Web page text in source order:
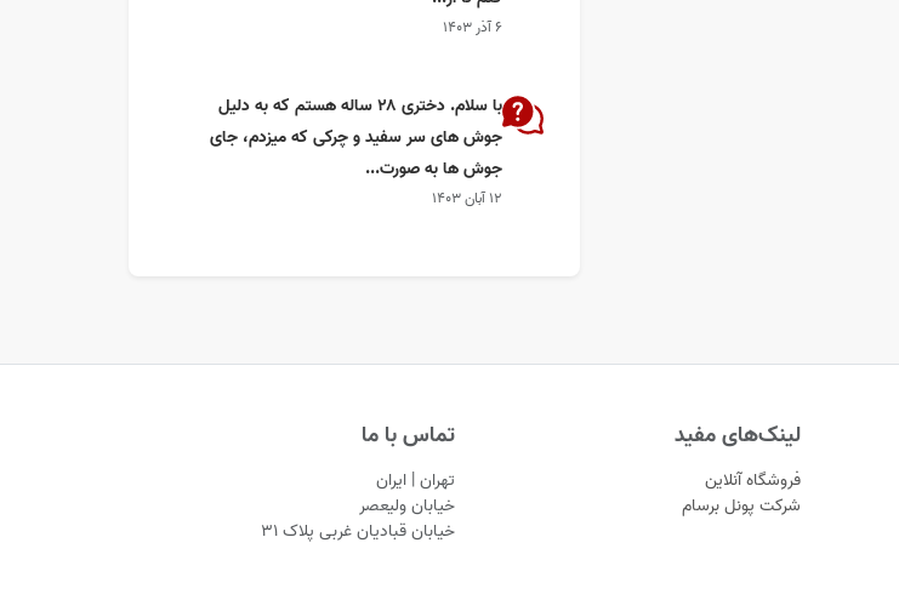
۶ آذر ۱۴۰۳
با سلام. دختری ۲۸ ساله هستم که به دلیل
جوش های سر سفید و چرکی که میزدم، جای
جوش ها به صورت...
۱۲ آبان ۱۴۰۳
لینک‌های مفید
فروشگاه آنلاین
شرکت پونل برسام
تماس با ما
تهران | ایران
خیابان ولیعصر
خیابان قبادیان غربی پلاک ۳۱